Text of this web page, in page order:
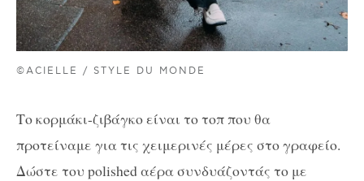
©ACIELLE / STYLE DU MONDE
Το κορμάκι-ζιβάγκο είναι το τοπ που θα
προτείναμε για τις χειμερινές μέρες στο γραφείο.
Δώστε του polished αέρα συνδυάζοντάς το με